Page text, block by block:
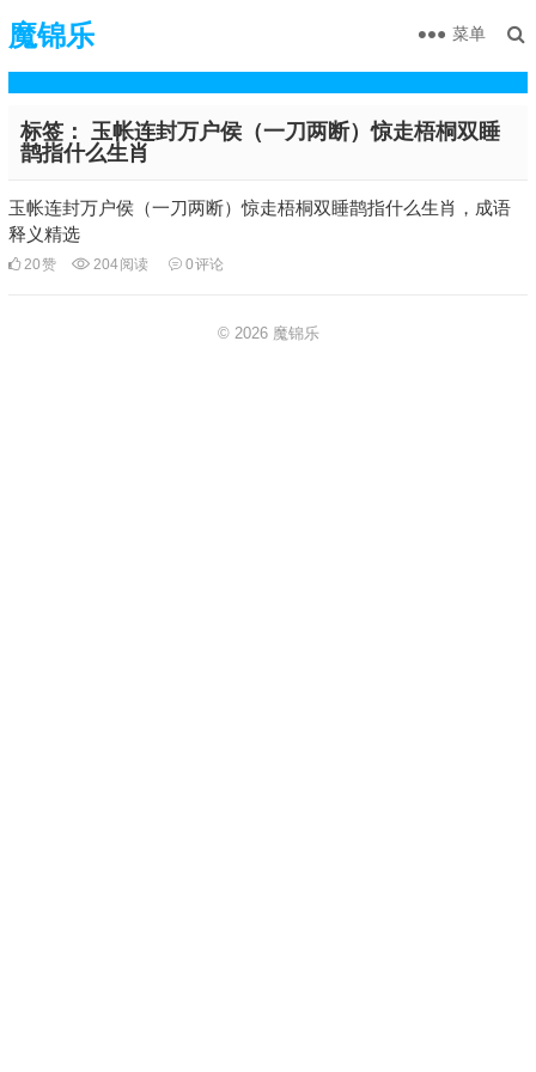
魔锦乐 菜单
标签： 玉帐连封万户侯（一刀两断）惊走梧桐双睡
鹊指什么生肖
玉帐连封万户侯（一刀两断）惊走梧桐双睡鹊指什么生肖，成语
释义精选
20赞 204阅读 0评论
© 2026 魔锦乐